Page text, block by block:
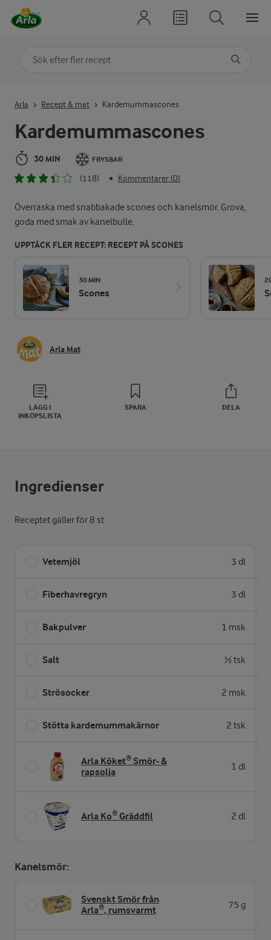
Kardemummascones
30 MIN FRYSBAR
(118) • Kommentarer (0)
Överraska med snabbakade scones och kanelsmör. Grova,
goda med smak av kanelbulle.
UPPTÄCK FLER RECEPT: RECEPT PÅ SCONES
30 MIN
Scones
Arla Mat
LÄGG I
INKÖPSLISTA
SPARA DELA
Arla Recept & mat Kardemummascones
Ingredienser
Receptet gäller för 8 st
Vetemjöl 3 dl
Fiberhavregryn 3 dl
Bakpulver 1 msk
Salt ½ tsk
Strösocker 2 msk
Stötta kardemummakärnor 2 tsk
Arla Köket® Smör- &
rapsolja
1 dl
Arla Ko® Gräddfil 2 dl
Kanelsmör:
Svenskt Smör från
Arla®, rumsvarmt
75 g
Sök på kategori eller ingrediens